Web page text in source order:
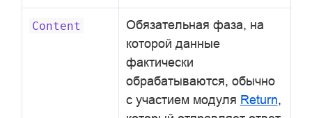
Content
Обязательная фаза, на
которой данные
фактически
обрабатываются, обычно
с участием модуля Return,